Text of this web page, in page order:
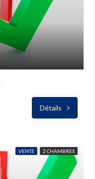
Détails
VENTE 2 CHAMBRES